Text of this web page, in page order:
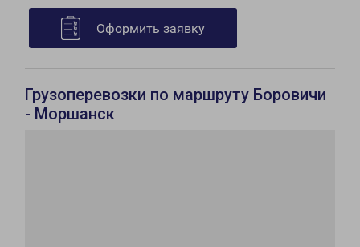
Оформить заявку
Грузоперевозки по маршруту Боровичи
- Моршанск